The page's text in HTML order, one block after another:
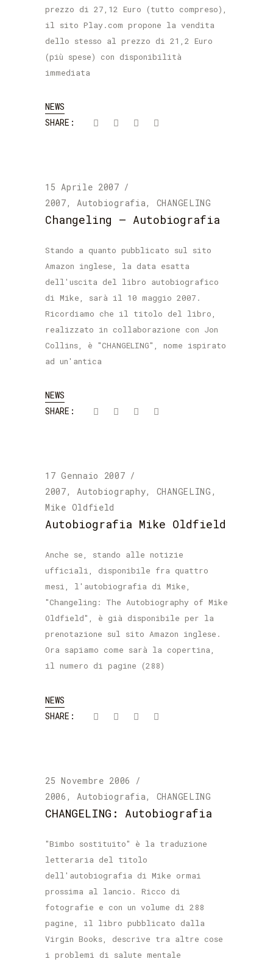
prezzo di 27,12 Euro (tutto compreso),
il sito Play.com propone la vendita
dello stesso al prezzo di 21,2 Euro
(più spese) con disponibilità
immediata
NEWS
SHARE:
15 Aprile 2007
2007,Autobiografia, CHANGELING
Changeling – Autobiografia
Stando a quanto pubblicato sul sito
Amazon inglese, la data esatta
dell'uscita del libro autobiografico
di Mike, sarà il 10 maggio 2007.
Ricordiamo che il titolo del libro,
realizzato in collaborazione con Jon
Collins, è "CHANGELING", nome ispirato
ad un'antica
NEWS
SHARE:
17 Gennaio 2007
2007,Autobiography, CHANGELING ,
Mike Oldfield
Autobiografia Mike Oldfield
Anche se, stando alle notizie
ufficiali, disponibile fra quattro
mesi, l'autobiografia di Mike,
"Changeling: The Autobiography of Mike
Oldfield", è già disponibile per la
prenotazione sul sito Amazon inglese.
Ora sapiamo come sarà la copertina,
il numero di pagine (288)
NEWS
SHARE:
25 Novembre 2006
2006 , Autobiografia, CHANGELING
CHANGELING: Autobiografia
"Bimbo sostituito" è la traduzione
letteraria del titolo
dell'autobiografia di Mike ormai
prossima al lancio. Ricco di
fotografie e con un volume di 288
pagine, il libro pubblicato dalla
Virgin Books, descrive tra altre cose
i problemi di salute mentale